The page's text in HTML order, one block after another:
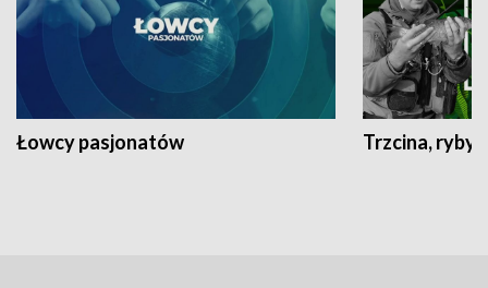
Łowcy pasjonatów Trzcina, ryby